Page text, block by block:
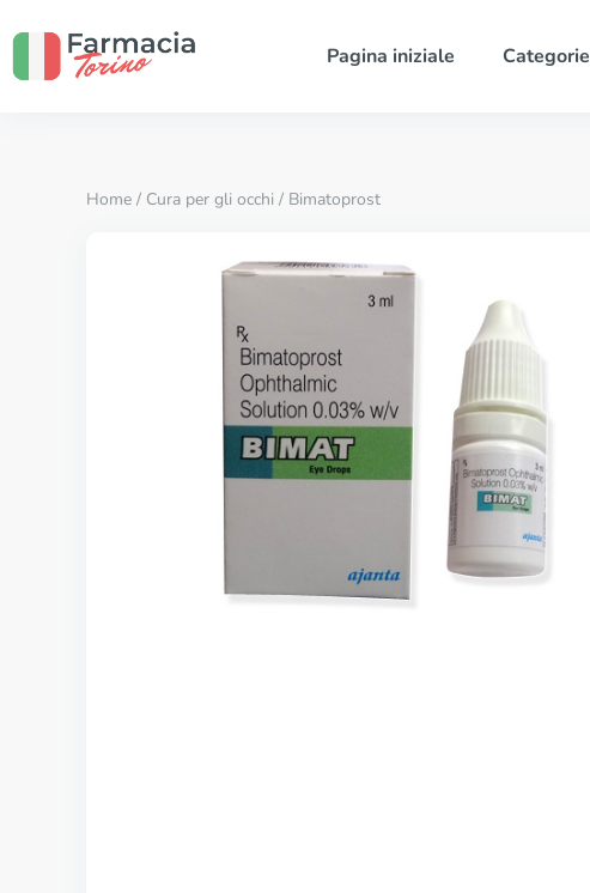
Pagina iniziale Categorie
Home / Cura per gli occhi / Bimatoprost